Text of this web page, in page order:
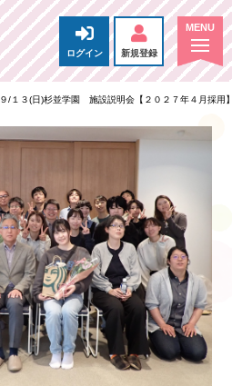
ログイン 新規登録
９/１３(日)杉並学園 施設説明会【２０２７年４月採用